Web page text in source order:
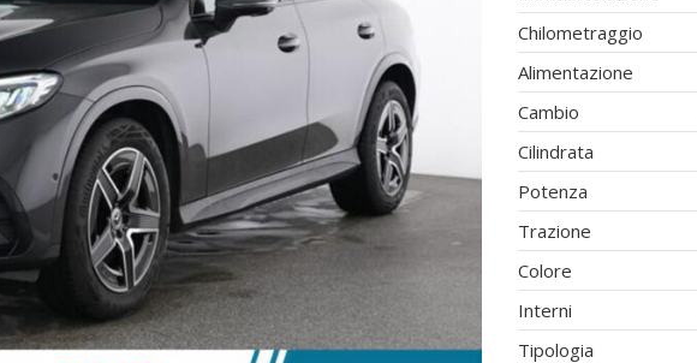
Chilometraggio
Alimentazione
Cambio
Cilindrata
Potenza
Trazione
Colore
Interni
Tipologia